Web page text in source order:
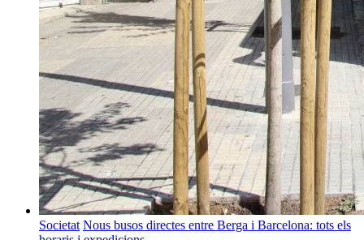
Societat Nous busos directes entre Berga i Barcelona: tots els